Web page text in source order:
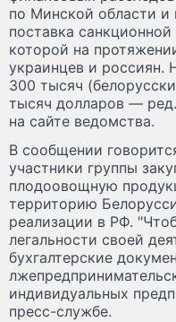
по Минской области и
поставка
которой на
украинцев и россиян.
300 тысяч
тысяч долларов —
на сайте ведомства.
В сообщении
участники группы
плодоовощную
территорию
реализации в РФ.
легальности своей
бухгалтерские
индивидуальных
пресс-службе.